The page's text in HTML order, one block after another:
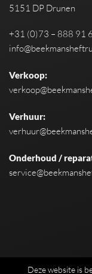
5151 DP Drunen
+31 (0)73 – 888 91
Verkoop:
Verhuur:
Onderhoud /
Deze website is